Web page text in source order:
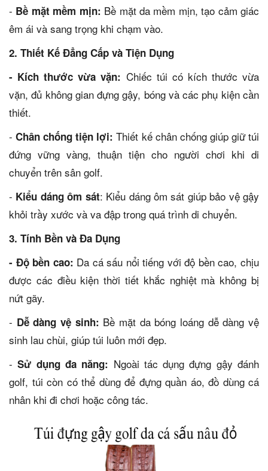
- Bề mặt mềm mịn: Bề mặt da mềm mịn, tạo cảm giác
êm ái và sang trọng khi chạm vào.
2. Thiết Kế Đẳng Cấp và Tiện Dụng
- Kích thước vừa vặn: Chiếc túi có kích thước vừa
vặn, đủ không gian đựng gậy, bóng và các phụ kiện cần
thiết.
-Chân chống tiện lợi: Thiết kế chân chống giúp giữ túi
đứng vững vàng, thuận tiện cho người chơi khi di
chuyển trên sân golf.
- Kiểu dáng ôm sát: Kiểu dáng ôm sát giúp bảo vệ gậy
khỏi trầy xước và va đập trong quá trình di chuyển.
3. Tính Bền và Đa Dụng
- Độ bền cao: Da cá sấu nổi tiếng với độ bền cao, chịu
được các điều kiện thời tiết khắc nghiệt mà không bị
nứt gãy.
- Dễ dàng vệ sinh: Bề mặt da bóng loáng dễ dàng vệ
sinh lau chùi, giúp túi luôn mới đẹp.
-Sử dụng đa năng: Ngoài tác dụng đựng gậy đánh
golf, túi còn có thể dùng để đựng quần áo, đồ dùng cá
nhân khi đi chơi hoặc công tác.